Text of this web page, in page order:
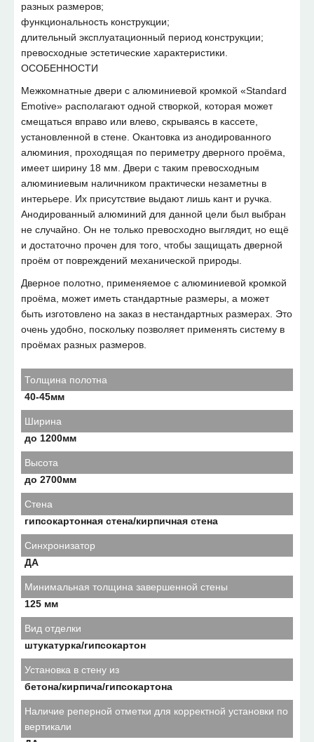
разных размеров;
функциональность конструкции;
длительный эксплуатационный период конструкции;
превосходные эстетические характеристики.
ОСОБЕННОСТИ
Межкомнатные двери с алюминиевой кромкой «Standard
Emotive» располагают одной створкой, которая может
смещаться вправо или влево, скрываясь в кассете,
установленной в стене. Окантовка из анодированного
алюминия, проходящая по периметру дверного проёма,
имеет ширину 18 мм. Двери с таким превосходным
алюминиевым наличником практически незаметны в
интерьере. Их присутствие выдают лишь кант и ручка.
Анодированный алюминий для данной цели был выбран
не случайно. Он не только превосходно выглядит, но ещё
и достаточно прочен для того, чтобы защищать дверной
проём от повреждений механической природы.
Дверное полотно, применяемое с алюминиевой кромкой
проёма, может иметь стандартные размеры, а может
быть изготовлено на заказ в нестандартных размерах. Это
очень удобно, поскольку позволяет применять систему в
проёмах разных размеров.
Толщина полотна
40-45мм
Ширина
до 1200мм
Высота
до 2700мм
Стена
гипсокартонная стена/кирпичная стена
Синхронизатор
ДА
Минимальная толщина завершенной стены
125 мм
Вид отделки
штукатурка/гипсокартон
Установка в стену из
бетона/кирпича/гипсокартона
Наличие реперной отметки для корректной установки по
вертикали